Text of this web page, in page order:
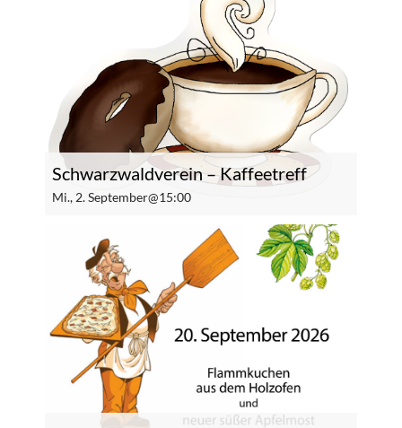
Schwarzwaldverein – Kaffeetreff
Mi., 2. September@15:00